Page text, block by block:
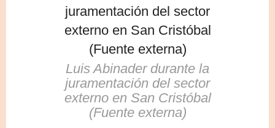
Luis Abinader durante la
juramentación del sector
externo en San Cristóbal
(Fuente externa)